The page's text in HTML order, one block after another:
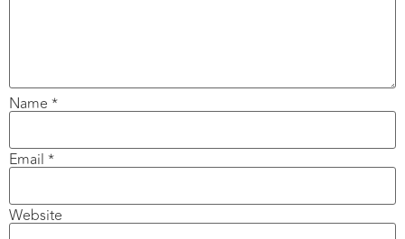
Name *
Email *
Website